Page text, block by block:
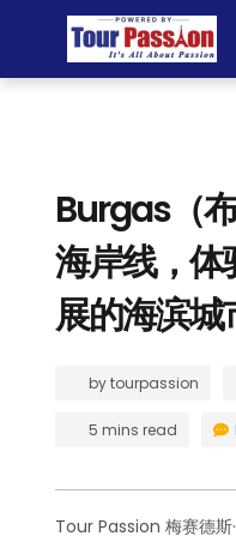
Burgas（
海岸线，
展的海滨城
bytourpassion
5 mins read
Tour Passion 梅赛德